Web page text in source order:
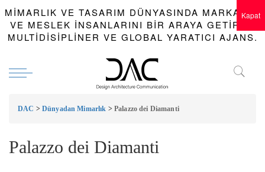
MIMARLIK VE TASARIM DÜNYASINDA MARKALAR
VE MESLEK INSANLARINI BIR ARAYA GETIREN
MULTIDISIPLINER VE GLOBAL YARATICI AJANS.
DAC > Dünyadan Mimarlık > Palazzo dei Diamanti
Palazzo dei Diamanti
Kapat